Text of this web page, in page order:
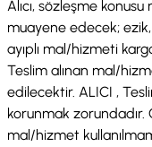
Alıcı, sözleşme
muayene edecek; ezik,
ayıplı mal/hizmeti
Teslim alınan mal/
edilecektir. ALICI ,
korunmak zorundadır.
mal/hizmet